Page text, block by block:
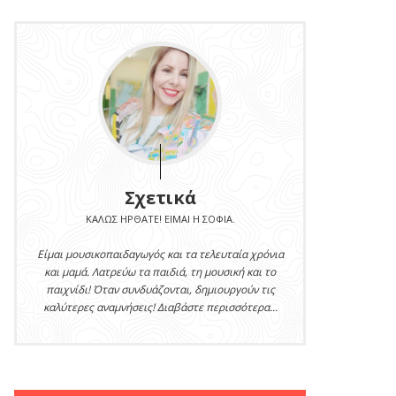
Σχετικά
ΚΑΛΏΣ ΉΡΘΑΤΕ! ΕΊΜΑΙ Η ΣΟΦΊΑ.
Είμαι μουσικοπαιδαγωγός και τα τελευταία χρόνια
και μαμά. Λατρεύω τα παιδιά, τη μουσική και το
παιχνίδι! Όταν συνδυάζονται, δημιουργούν τις
καλύτερες αναμνήσεις! Διαβάστε περισσότερα...